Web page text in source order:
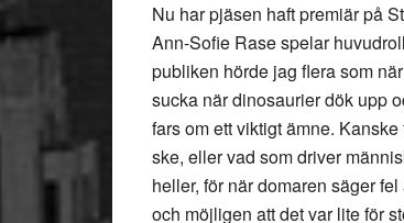
Nu har pjäsen haft premiär på
Ann-Sofie Rase spelar
publiken hörde jag flera som
sucka när dinosaurier dök upp
fars om ett viktigt ämne.
ske, eller vad som driver
heller, för när domaren säger
och möjligen att det var lite för